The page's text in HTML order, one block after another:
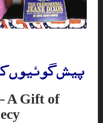
پیش گوئیوں
A Gift of